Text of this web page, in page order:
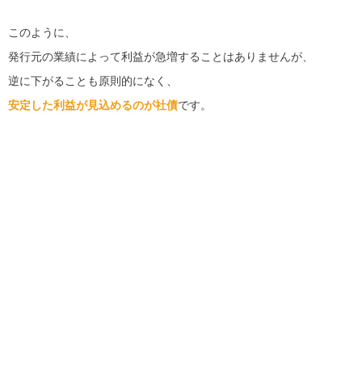
このように、
発行元の業績によって利益が急増することはありませんが、
逆に下がることも原則的になく、
安定した利益が見込めるのが社債です。